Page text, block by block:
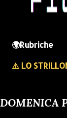
🌍Rubriche
⚠️ LO
DOMENICA